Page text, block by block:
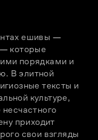
ешивы —
— которые
порядками и
В элитной
тексты и
культуре,
приходит
свои взгляды